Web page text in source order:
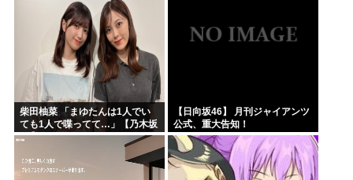
柴田柚菜 「まゆたんは1人でい
ても1人で喋ってて…」【乃木坂
46】
【日向坂46】 月刊ジャイアンツ
公式、重大告知！